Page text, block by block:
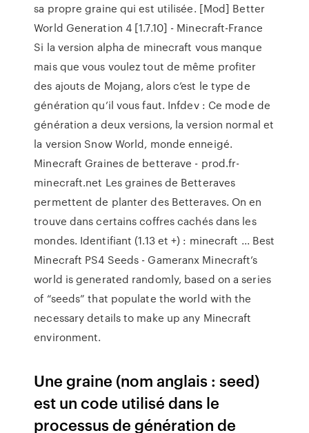
sa propre graine qui est utilisée. [Mod] Better
World Generation 4 [1.7.10] - Minecraft-France
Si la version alpha de minecraft vous manque
mais que vous voulez tout de même profiter
des ajouts de Mojang, alors c’est le type de
génération qu’il vous faut. Infdev : Ce mode de
génération a deux versions, la version normal et
la version Snow World, monde enneigé.
Minecraft Graines de betterave - prod.fr-
minecraft.net Les graines de Betteraves
permettent de planter des Betteraves. On en
trouve dans certains coffres cachés dans les
mondes. Identifiant (1.13 et +) : minecraft ... Best
Minecraft PS4 Seeds - Gameranx Minecraft’s
world is generated randomly, based on a series
of “seeds” that populate the world with the
necessary details to make up any Minecraft
environment.
Une graine (nom anglais : seed)
est un code utilisé dans le
processus de génération de